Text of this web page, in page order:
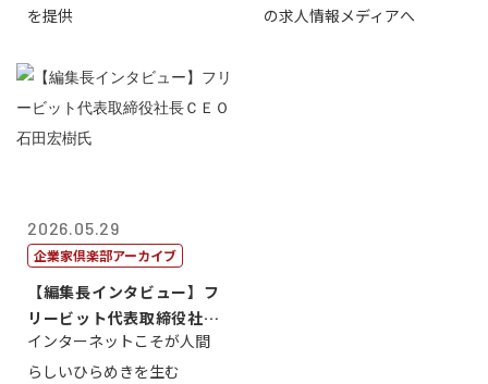
を提供
の求人情報メディアへ
2026.05.29
企業家倶楽部アーカイブ
【編集長インタビュー】フ
リービット代表取締役社長
ＣＥＯ 石田...
インターネットこそが人間
らしいひらめきを生む